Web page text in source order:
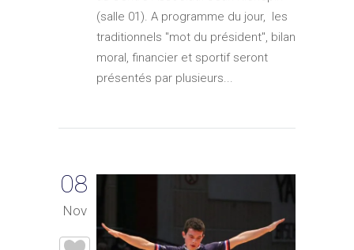
(salle 01). A programme du jour, les
traditionnels "mot du président", bilan
moral, financier et sportif seront
présentés par plusieurs...
08
Nov